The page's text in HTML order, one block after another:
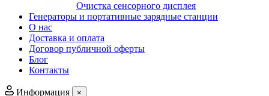
Очистка сенсорного дисплея
Генераторы и портативные зарядные станции
О нас
Доставка и оплата
Договор публичной оферты
Блог
Контакты
Информация ×